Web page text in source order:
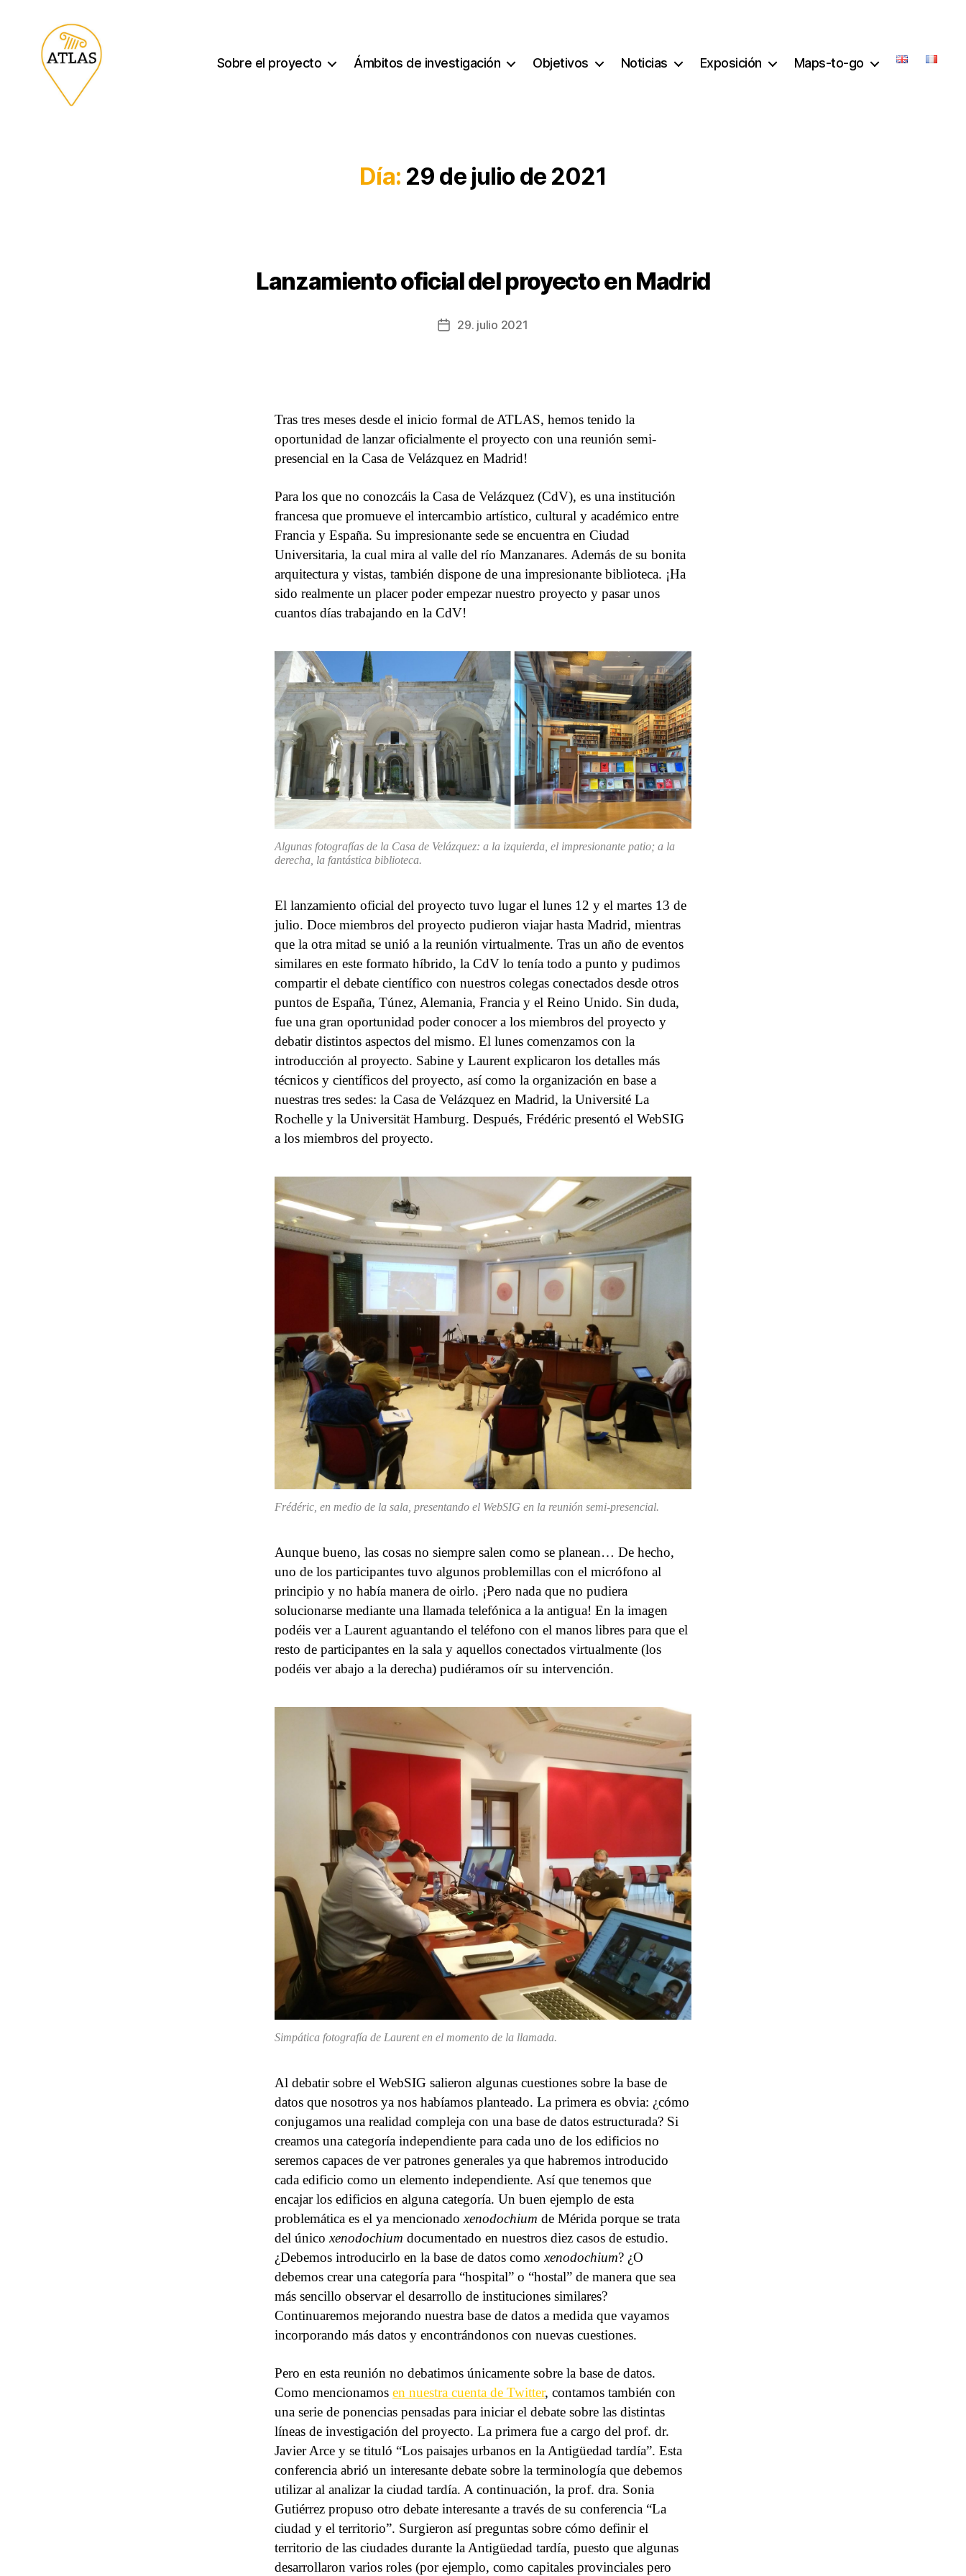
Sobre el proyecto Ámbitos de investigación Objetivos Noticias Exposición Maps-to-go
Día: 29 de julio de 2021
Lanzamiento oficial del proyecto en Madrid
Fecha29. julio 2021
Tras tres meses desde el inicio formal de ATLAS, hemos tenido la
oportunidad de lanzar oficialmente el proyecto con una reunión semi-
presencial en la Casa de Velázquez en Madrid!
Para los que no conozcáis la Casa de Velázquez (CdV), es una institución
francesa que promueve el intercambio artístico, cultural y académico entre
Francia y España. Su impresionante sede se encuentra en Ciudad
Universitaria, la cual mira al valle del río Manzanares. Además de su bonita
arquitectura y vistas, también dispone de una impresionante biblioteca. ¡Ha
sido realmente un placer poder empezar nuestro proyecto y pasar unos
cuantos días trabajando en la CdV!
Algunas fotografías de la Casa de Velázquez: a la izquierda, el impresionante patio; a la
derecha, la fantástica biblioteca.
El lanzamiento oficial del proyecto tuvo lugar el lunes 12 y el martes 13 de
julio. Doce miembros del proyecto pudieron viajar hasta Madrid, mientras
que la otra mitad se unió a la reunión virtualmente. Tras un año de eventos
similares en este formato híbrido, la CdV lo tenía todo a punto y pudimos
compartir el debate científico con nuestros colegas conectados desde otros
puntos de España, Túnez, Alemania, Francia y el Reino Unido. Sin duda,
fue una gran oportunidad poder conocer a los miembros del proyecto y
debatir distintos aspectos del mismo. El lunes comenzamos con la
introducción al proyecto. Sabine y Laurent explicaron los detalles más
técnicos y científicos del proyecto, así como la organización en base a
nuestras tres sedes: la Casa de Velázquez en Madrid, la Université La
Rochelle y la Universität Hamburg. Después, Frédéric presentó el WebSIG
a los miembros del proyecto.
Frédéric, en medio de la sala, presentando el WebSIG en la reunión semi-presencial.
Aunque bueno, las cosas no siempre salen como se planean… De hecho,
uno de los participantes tuvo algunos problemillas con el micrófono al
principio y no había manera de oirlo. ¡Pero nada que no pudiera
solucionarse mediante una llamada telefónica a la antigua! En la imagen
podéis ver a Laurent aguantando el teléfono con el manos libres para que el
resto de participantes en la sala y aquellos conectados virtualmente (los
podéis ver abajo a la derecha) pudiéramos oír su intervención.
Simpática fotografía de Laurent en el momento de la llamada.
Al debatir sobre el WebSIG salieron algunas cuestiones sobre la base de
datos que nosotros ya nos habíamos planteado. La primera es obvia: ¿cómo
conjugamos una realidad compleja con una base de datos estructurada? Si
creamos una categoría independiente para cada uno de los edificios no
seremos capaces de ver patrones generales ya que habremos introducido
cada edificio como un elemento independiente. Así que tenemos que
encajar los edificios en alguna categoría. Un buen ejemplo de esta
problemática es el ya mencionado xenodochium de Mérida porque se trata
del único xenodochium documentado en nuestros diez casos de estudio.
¿Debemos introducirlo en la base de datos como xenodochium? ¿O
debemos crear una categoría para “hospital” o “hostal” de manera que sea
más sencillo observar el desarrollo de instituciones similares?
Continuaremos mejorando nuestra base de datos a medida que vayamos
incorporando más datos y encontrándonos con nuevas cuestiones.
Pero en esta reunión no debatimos únicamente sobre la base de datos.
Como mencionamos en nuestra cuenta de Twitter, contamos también con
una serie de ponencias pensadas para iniciar el debate sobre las distintas
líneas de investigación del proyecto. La primera fue a cargo del prof. dr.
Javier Arce y se tituló “Los paisajes urbanos en la Antigüedad tardía”. Esta
conferencia abrió un interesante debate sobre la terminología que debemos
utilizar al analizar la ciudad tardía. A continuación, la prof. dra. Sonia
Gutiérrez propuso otro debate interesante a través de su conferencia “La
ciudad y el territorio”. Surgieron así preguntas sobre cómo definir el
territorio de las ciudades durante la Antigüedad tardía, puesto que algunas
desarrollaron varios roles (por ejemplo, como capitales provinciales pero